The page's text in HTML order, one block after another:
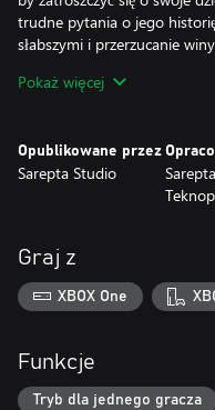
trudne pytania o jego
słabszymi i przerzucanie
powiązaną z niemiecką
Twoje wybory mają
Pokaż więcej
Opublikowane przez
Sarepta Studio
Graj z
XBOX One
Funkcje
Tryb dla jednego gracza